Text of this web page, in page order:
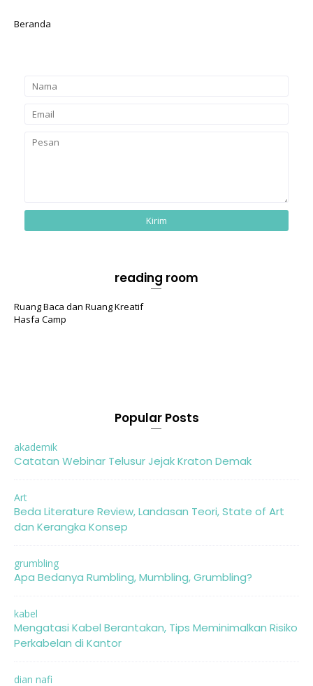
Beranda
reading room
Ruang Baca dan Ruang Kreatif
Hasfa Camp
Popular Posts
akademik
Catatan Webinar Telusur Jejak Kraton Demak
Art
Beda Literature Review, Landasan Teori, State of Art
dan Kerangka Konsep
grumbling
Apa Bedanya Rumbling, Mumbling, Grumbling?
kabel
Mengatasi Kabel Berantakan, Tips Meminimalkan Risiko
Perkabelan di Kantor
dian nafi